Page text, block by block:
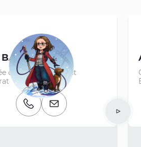
de Développement
Numéro de téléphone
E-mail